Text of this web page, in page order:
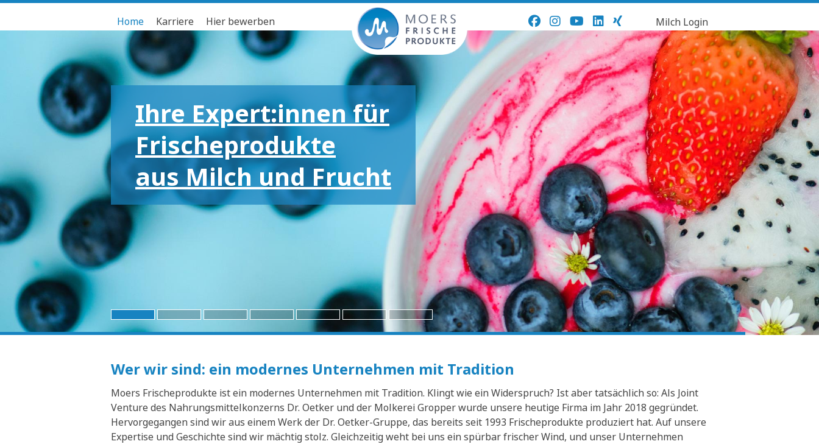
Home Karriere Hier bewerben Milch Login
Ihre Expert:innen für
Frischeprodukte
aus Milch und Frucht
Wer wir sind: ein modernes Unternehmen mit Tradition
Moers Frischeprodukte ist ein modernes Unternehmen mit Tradition. Klingt wie ein Widerspruch? Ist aber tatsächlich so: Als Joint
Venture des Nahrungsmittelkonzerns Dr. Oetker und der Molkerei Gropper wurde unsere heutige Firma im Jahr 2018 gegründet.
Hervorgegangen sind wir aus einem Werk der Dr. Oetker-Gruppe, das bereits seit 1993 Frischeprodukte produziert hat. Auf unsere
Expertise und Geschichte sind wir mächtig stolz. Gleichzeitig weht bei uns ein spürbar frischer Wind, und unser Unternehmen